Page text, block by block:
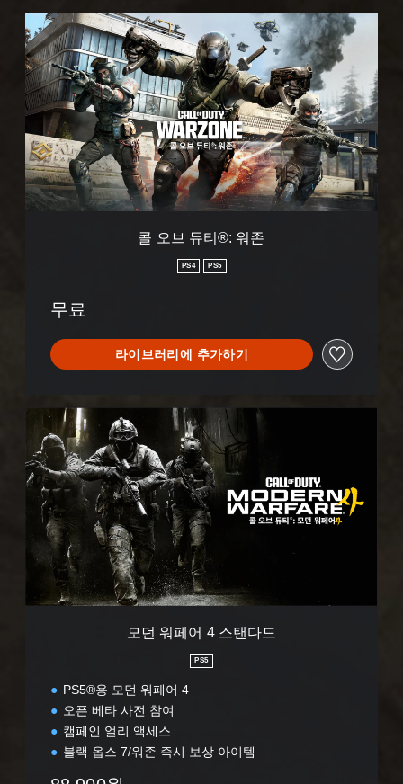
오
브
듀
티
®
워
존
콜 오브 듀티®: 워존
PS4 PS5
무료
라이브러리에 추가하기
워
페
어
모던 워페어 4 스탠다드
PS5
PS5®용 모던 워페어 4
오픈 베타 사전 참여
캠페인 얼리 액세스
블랙 옵스 7/워존 즉시 보상 아이템